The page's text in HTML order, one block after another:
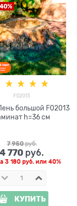
F02013
большой F02013
h=36 см
7 950 руб.
4 770 руб.
3 180 руб. или 40%
КУПИТЬ